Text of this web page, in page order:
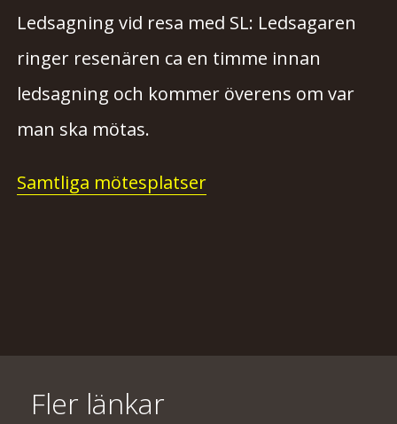
Ledsagning vid resa med SL: Ledsagaren
ringer resenären ca en timme innan
ledsagning och kommer överens om var
man ska mötas.
Samtliga mötesplatser
Fler länkar